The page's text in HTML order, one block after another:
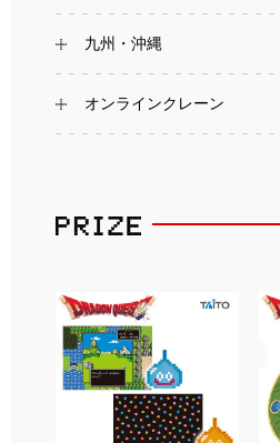
九州・沖縄
オンラインクレーン